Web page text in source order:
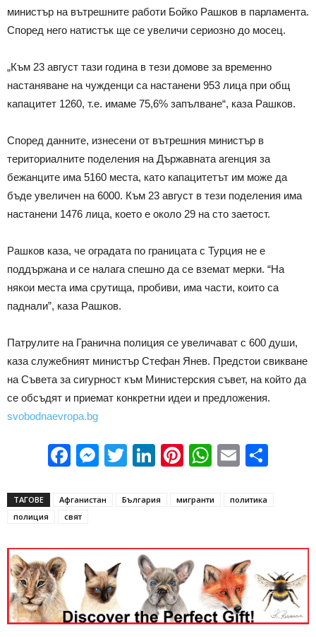
министър на вътрешните работи Бойко Рашков в парламента.
Според него натистък ще се увеличи сериозно до мосец.
„Към 23 август тази година в тези домове за временно
настаняване на чужденци са настанени 953 лица при общ
капацитет 1260, т.е. имаме 75,6% запълване“, каза Рашков.
Според данните, изнесени от вътрешния министър в
териториалните поделения на Държавната агенция за
бежанците има 5160 места, като капацитетът им може да
бъде увеличен на 6000. Към 23 август в тези поделения има
настанени 1476 лица, което е около 29 на сто заетост.
Рашков каза, че оградата по границата с Турция не е
поддържана и се налага спешно да се вземат мерки. “На
някои места има срутища, пробиви, има части, които са
паднали”, каза Рашков.
Патрулите на Гранична полиция се увеличават с 600 души,
каза служебният министър Стефан Янев. Предстои свикване
на Съвета за сигурност към Министерския съвет, на който да
се обсъдят и приемат конкретни идеи и предложения.
svobodnaevropa.bg
Facebook
Messenger
Twitter
LinkedIn
Pinterest
WhatsApp
Email
ТАГОВЕ Афганистан България мигранти
политика
полиция
свят